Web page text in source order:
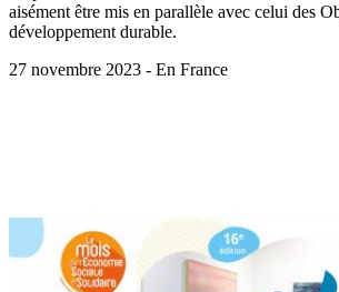
aisément être mis en parallèle avec celui des
développement durable.
27 novembre 2023 - En France